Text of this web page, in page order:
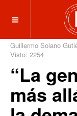
OFF CANVAS
Guillermo Solano
Visto: 2254
“La
más